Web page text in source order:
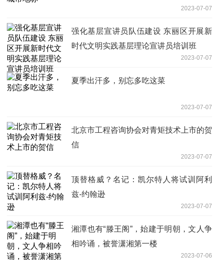
2023-07-07
强化基层宣讲员队伍建设 东丽区开展新
时代文明实践基层理论宣讲员培训班
2023-07-07
夏季出汗多，别忘多吃这菜
2023-07-07
北京市工程咨询协会对青矩技术上市的贺
信
2023-07-07
顶替格威？名记：凯尔特人将试训阿利
兹-约翰逊
2023-07-07
湘潭也有“滕王阁”，始建于明朝，文人争
相吟诵，被誉潇湘第一楼
2023-07-06